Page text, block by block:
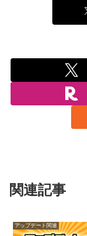
関連記事
アップデート関連